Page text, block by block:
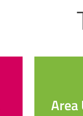
Area